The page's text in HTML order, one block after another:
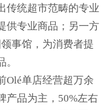
传统超市范畴的专业
供专业商品；另一方
事馆，为消费者提
Olé单店经营超万余
产品为主，50%左右